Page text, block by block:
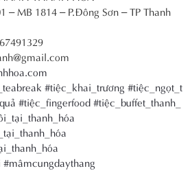
– MB 1814 – P.Đông Sơn – TP Thanh
#tiệc_khai_trương #tiệc_ngọt_t
#tiệc_fingerfood#tiệc_buffet_thanh_
#mâmcungdaythang